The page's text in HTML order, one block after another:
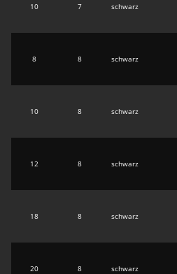
10 7 schwarz
8 8 schwarz
10 8 schwarz
12 8 schwarz
18 8 schwarz
20 8 schwarz